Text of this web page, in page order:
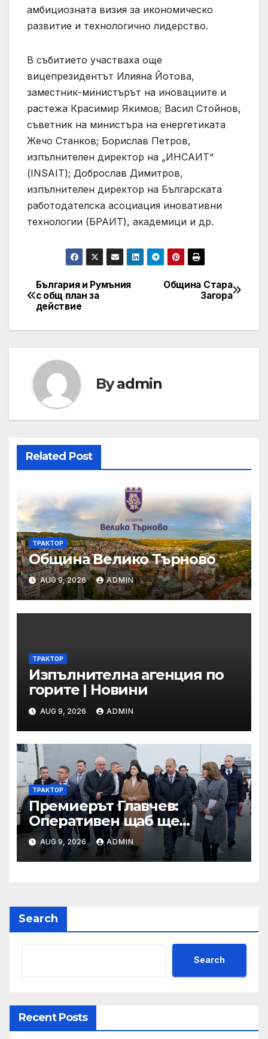
амбициозната визия за икономическо
развитие и технологично лидерство.
В събитието участваха още
вицепрезидентът Илияна Йотова,
заместник-министърът на иновациите и
растежа Красимир Якимов; Васил Стойнов,
съветник на министъра на енергетиката
Жечо Станков; Борислав Петров,
изпълнителен директор на „ИНСАИТ“
(INSAIT); Доброслав Димитров,
изпълнителен директор на Българската
работодателска асоциация иновативни
технологии (БРАИТ), академици и др.
Post
navigation
Община Стара
Загора
България и Румъния
с общ план за
действие
Byadmin
Related Post
ТРАКТОР
Община Велико Търново
AUG 9, 2026 ADMIN
ТРАКТОР
Изпълнителна агенция по
горите | Новини
AUG 9, 2026 ADMIN
ТРАКТОР
Премиерът Главчев:
Оперативен щаб ще
реорганизира структурите
по границата, за да сме
готови за Шенген
AUG 9, 2026 ADMIN
Search
Search
Recent Posts